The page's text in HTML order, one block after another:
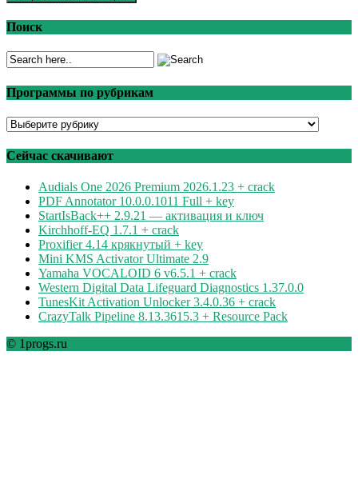
Поиск
Программы по рубрикам
Программы
рубрикам
Сейчас скачивают
Audials One 2026 Premium 2026.1.23 + crack
PDF Annotator 10.0.0.1011 Full + key
StartIsBack++ 2.9.21 — активация и ключ
Kirchhoff-EQ 1.7.1 + crack
Proxifier 4.14 крякнутый + key
Mini KMS Activator Ultimate 2.9
Yamaha VOCALOID 6 v6.5.1 + crack
Western Digital Data Lifeguard Diagnostics 1.37.0.0
TunesKit Activation Unlocker 3.4.0.36 + crack
CrazyTalk Pipeline 8.13.3615.3 + Resource Pack
© 1progs.ru